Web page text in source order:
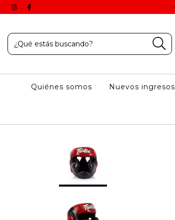
una vez finalizado el proceso de compra online.
Quiénes somos Nuevos ingresos